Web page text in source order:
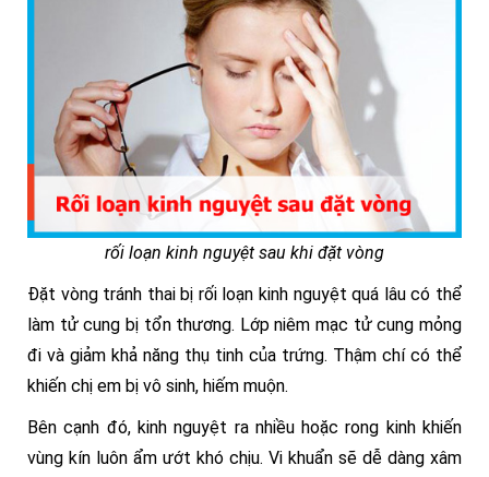
rối loạn kinh nguyệt sau khi đặt vòng
Đặt vòng tránh thai bị rối loạn kinh nguyệt quá lâu có thể
làm tử cung bị tổn thương. Lớp niêm mạc tử cung mỏng
đi và giảm khả năng thụ tinh của trứng. Thậm chí có thể
khiến chị em bị vô sinh, hiếm muộn.
Bên cạnh đó, kinh nguyệt ra nhiều hoặc rong kinh khiến
vùng kín luôn ẩm ướt khó chịu. Vi khuẩn sẽ dễ dàng xâm